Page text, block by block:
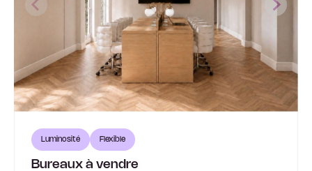
Luminosité Flexible
Bureaux à vendre